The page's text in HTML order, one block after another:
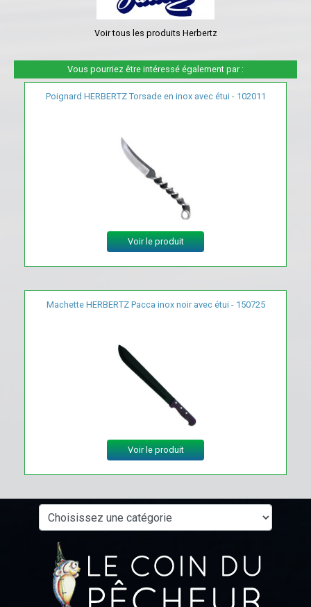
Voir tous les produits Herbertz
Vous pourriez être intéressé également par :
Poignard HERBERTZ Torsade en inox avec étui - 102011
Voir le produit
Machette HERBERTZ Pacca inox noir avec étui - 150725
Voir le produit